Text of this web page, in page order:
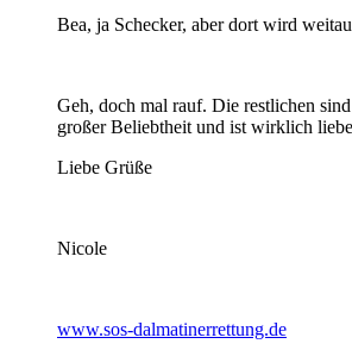
Bea, ja Schecker, aber dort wird
Geh, doch mal rauf. Die restlichen
großer Beliebtheit und ist wirklich
Liebe Grüße
Nicole
www.sos-dalmatinerrettung.de